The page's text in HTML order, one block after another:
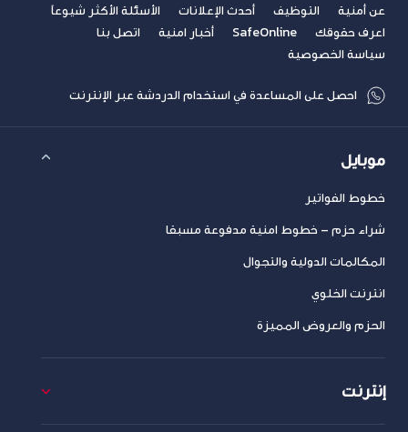
عن أمنية التوظيف أحدث الإعلانات
الأسئلة الأكثر شيوعاً
اعرف حقوقك
SafeOnline أخبار امنية
اتصل بنا
سياسة الخصوصية
احصل على المساعدة في استخدام الدردشة عبر الإنترنت
موبايل
خطوط الفواتير
شراء حزم – خطوط امنية مدفوعة مسبقا
المكالمات الدولية والتجوال
انترنت الخلوي
الحزم والعروض المميزة
إنترنت